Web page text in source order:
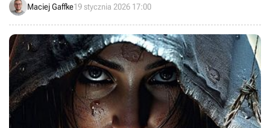
Maciej Gaffke19 stycznia 2026 17:00